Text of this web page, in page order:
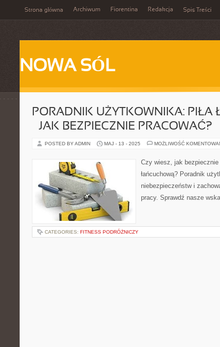
Strona główna Archiwum Fiorentina Redakcja Spis Treści
NOWA SÓL
PORADNIK UŻYTKOWNIKA: PIŁA
– JAK BEZPIECZNIE PRACOWAĆ?
POSTED BY ADMIN MAJ - 13 - 2025 MOŻLIWOŚĆ
Czy wiesz, jak bezpiecznie
łańcuchową? Poradnik
niebezpieczeństw i
pracy. Sprawdź nasze
CATEGORIES: FITNESS PODRÓŻNICZY